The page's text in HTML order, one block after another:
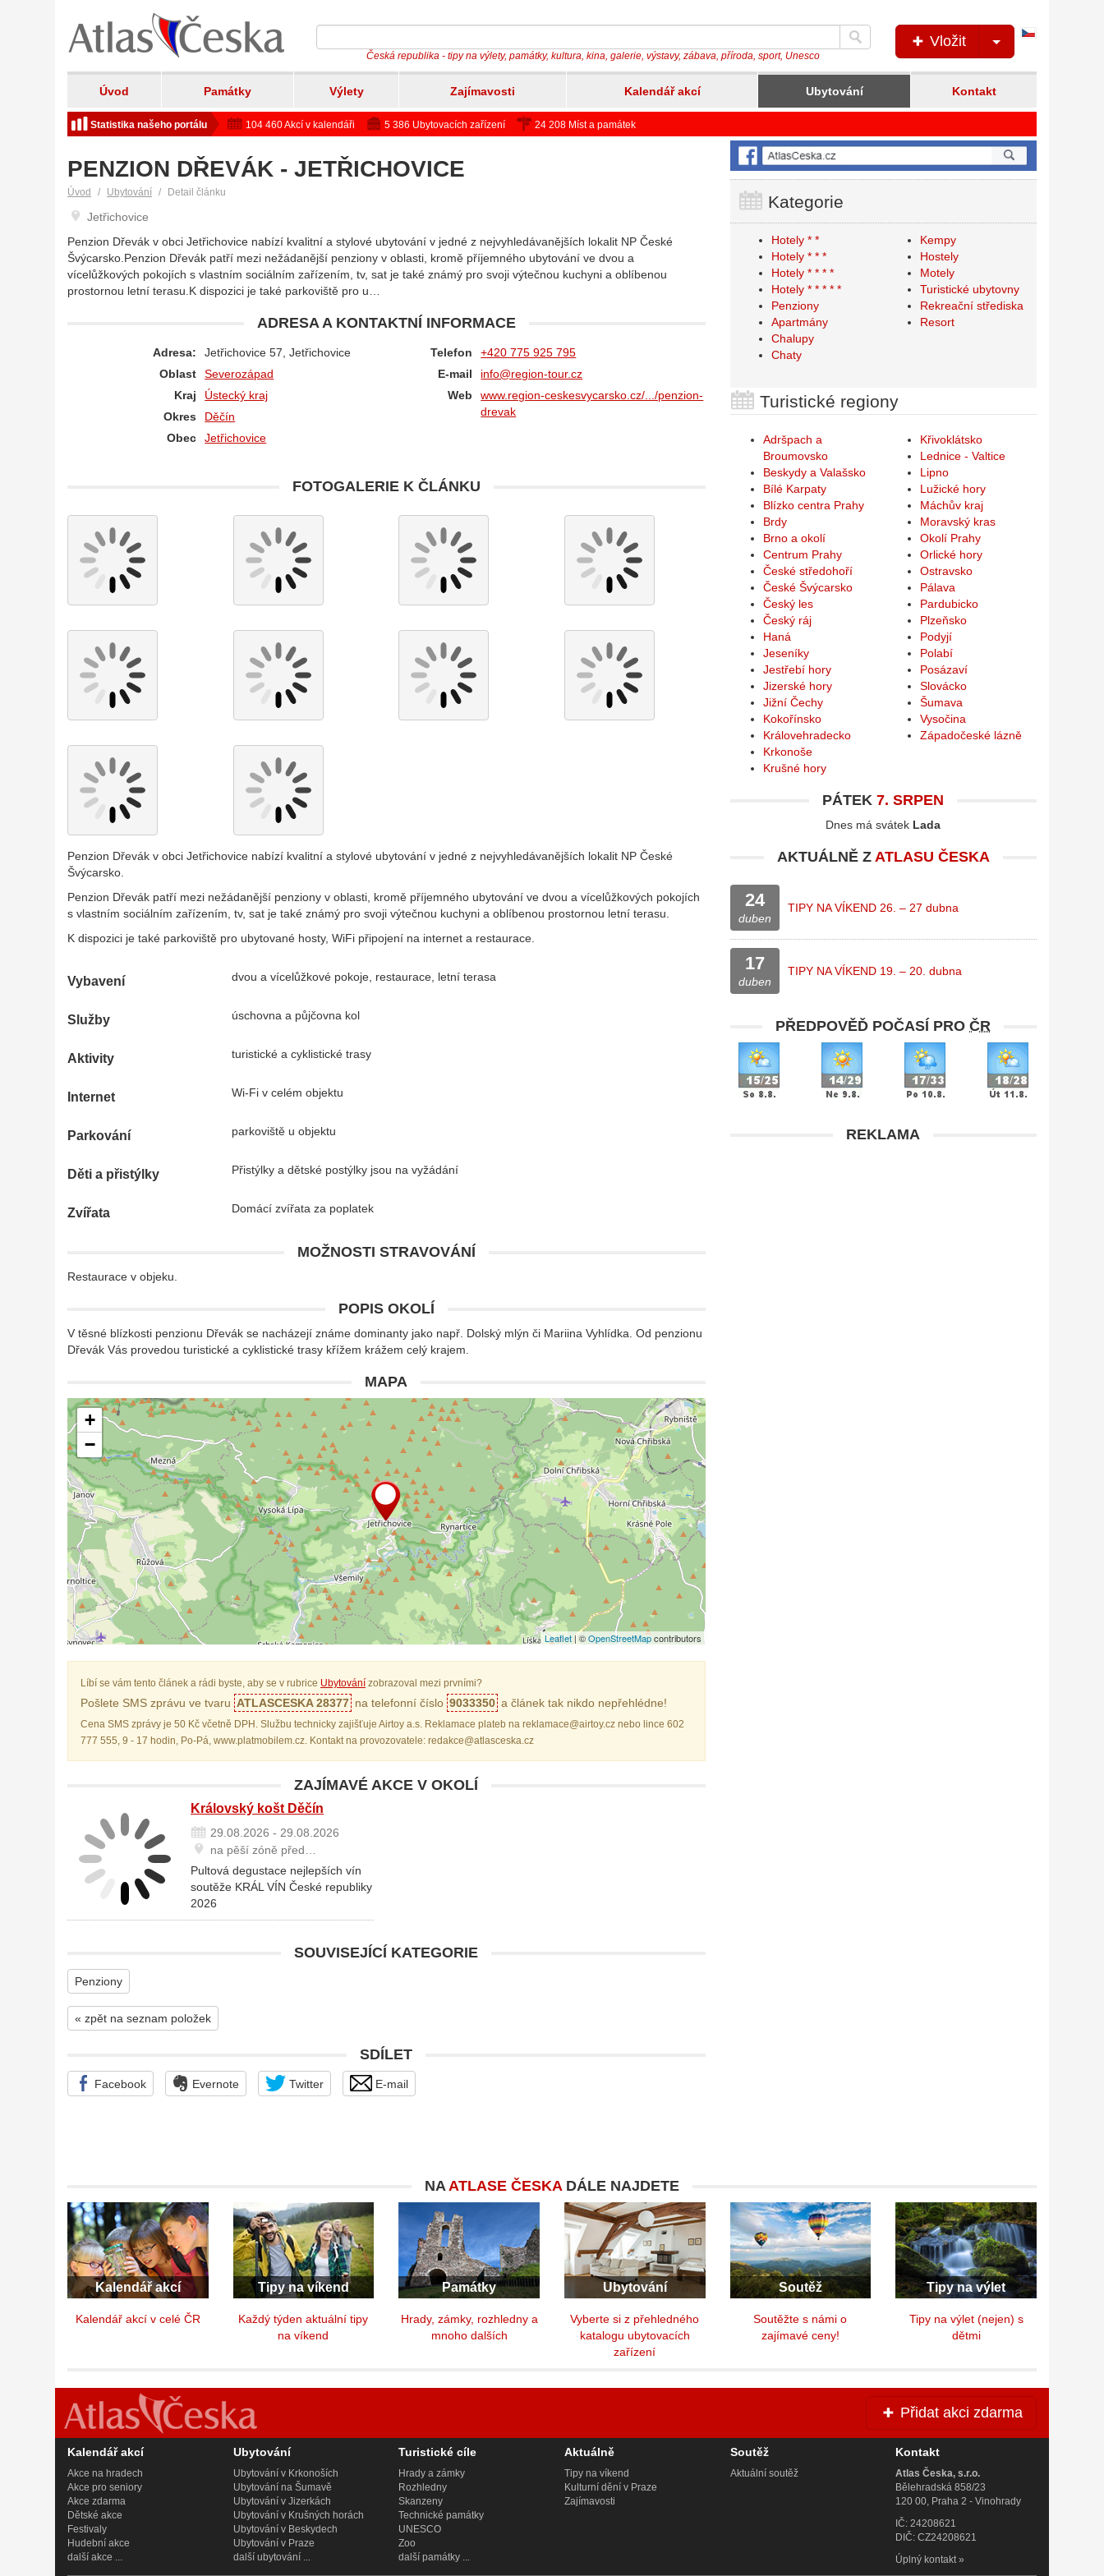
Česká republika - tipy na výlety, památky, kultura, kina, galerie, výstavy, zábava, příroda, sport, Unesco
Vložit
Úvod Památky Výlety Zajímavosti Kalendář akcí Ubytování Kontakt
Statistika našeho portálu 104 460 Akcí v kalendáři 5 386 Ubytovacích zařízení 24 208 Míst a památek
PENZION DŘEVÁK - JETŘICHOVICE
Úvod Ubytování Detail článku
Jetřichovice
Penzion Dřevák v obci Jetřichovice nabízí kvalitní a stylové ubytování v jedné z nejvyhledávanějších lokalit NP České
Švýcarsko.Penzion Dřevák patří mezi nežádanější penziony v oblasti, kromě příjemného ubytování ve dvou a
vícelůžkových pokojích s vlastním sociálním zařízením, tv, sat je také známý pro svoji výtečnou kuchyni a oblíbenou
prostornou letní terasu.K dispozici je také parkoviště pro u…
ADRESA A KONTAKTNÍ INFORMACE
Adresa:
Jetřichovice 57, Jetřichovice
Oblast
Severozápad
Kraj
Ústecký kraj
Okres
Děčín
Obec
Jetřichovice
Telefon
+420 775 925 795
E-mail
info@region-tour.cz
Web
www.region-ceskesvycarsko.cz/.../penzion-
drevak
FOTOGALERIE K ČLÁNKU
Penzion Dřevák v obci Jetřichovice nabízí kvalitní a stylové ubytování v jedné z nejvyhledávanějších lokalit NP České
Švýcarsko.
Penzion Dřevák patří mezi nežádanější penziony v oblasti, kromě příjemného ubytování ve dvou a vícelůžkových pokojích
s vlastním sociálním zařízením, tv, sat je také známý pro svoji výtečnou kuchyni a oblíbenou prostornou letní terasu.
K dispozici je také parkoviště pro ubytované hosty, WiFi připojení na internet a restaurace.
Vybavení dvou a vícelůžkové pokoje, restaurace, letní terasa
Služby úschovna a půjčovna kol
Aktivity turistické a cyklistické trasy
Internet Wi-Fi v celém objektu
Parkování parkoviště u objektu
Děti a přistýlky Přistýlky a dětské postýlky jsou na vyžádání
Zvířata Domácí zvířata za poplatek
MOŽNOSTI STRAVOVÁNÍ
Restaurace v objeku.
POPIS OKOLÍ
V těsné blízkosti penzionu Dřevák se nacházejí známe dominanty jako např. Dolský mlýn či Mariina Vyhlídka. Od penzionu
Dřevák Vás provedou turistické a cyklistické trasy křížem krážem celý krajem.
MAPA
+
−
Leaflet| ©OpenStreetMapcontributors
Líbí se vám tento článek a rádi byste, aby se v rubrice Ubytování zobrazoval mezi prvními?
Pošlete SMS zprávu ve tvaru ATLASCESKA 28377 na telefonní číslo 9033350 a článek tak nikdo nepřehlédne!
Cena SMS zprávy je 50 Kč včetně DPH. Službu technicky zajišťuje Airtoy a.s. Reklamace plateb na reklamace@airtoy.cz nebo lince 602
777 555, 9 - 17 hodin, Po-Pá, www.platmobilem.cz. Kontakt na provozovatele: redakce@atlasceska.cz
ZAJÍMAVÉ AKCE V OKOLÍ
Královský košt Děčín
29.08.2026 - 29.08.2026
na pěší zóně před…
Pultová degustace nejlepších vín
soutěže KRÁL VÍN České republiky
2026
SOUVISEJÍCÍ KATEGORIE
Penziony
« zpět na seznam položek
SDÍLET
Facebook Evernote Twitter E-mail
Kategorie
Hotely * *
Hotely * * *
Hotely * * * *
Hotely * * * * *
Penziony
Apartmány
Chalupy
Chaty
Kempy
Hostely
Motely
Turistické ubytovny
Rekreační střediska
Resort
Turistické regiony
Adršpach a
Broumovsko
Beskydy a Valašsko
Bílé Karpaty
Blízko centra Prahy
Brdy
Brno a okolí
Centrum Prahy
České středohoří
České Švýcarsko
Český les
Český ráj
Haná
Jeseníky
Jestřebí hory
Jizerské hory
Jižní Čechy
Kokořínsko
Královehradecko
Krkonoše
Krušné hory
Křivoklátsko
Lednice - Valtice
Lipno
Lužické hory
Máchův kraj
Moravský kras
Okolí Prahy
Orlické hory
Ostravsko
Pálava
Pardubicko
Plzeňsko
Podyjí
Polabí
Posázaví
Slovácko
Šumava
Vysočina
Západočeské lázně
PÁTEK7. SRPEN
Dnes má svátek Lada
AKTUÁLNĚ Z ATLASU ČESKA
24
duben
TIPY NA VÍKEND 26. – 27 dubna
17
duben
TIPY NA VÍKEND 19. – 20. dubna
PŘEDPOVĚĎ POČASÍ PROČR
REKLAMA
NAATLASE ČESKADÁLE NAJDETE
Kalendář akcí
Kalendář akcí v celé ČR
Tipy na víkend
Každý týden aktuální tipy
na víkend
Památky
Hrady, zámky, rozhledny a
mnoho dalších
Ubytování
Vyberte si z přehledného
katalogu ubytovacích
zařízení
Soutěž
Soutěžte s námi o
zajímavé ceny!
Tipy na výlet
Tipy na výlet (nejen) s
dětmi
Přidat akci zdarma
Kalendář akcí
Akce na hradech
Akce pro seniory
Akce zdarma
Dětské akce
Festivaly
Hudební akce
další akce ...
Ubytování
Ubytování v Krkonoších
Ubytování na Šumavě
Ubytování v Jizerkách
Ubytování v Krušných horách
Ubytování v Beskydech
Ubytování v Praze
další ubytování ...
Turistické cíle
Hrady a zámky
Rozhledny
Skanzeny
Technické památky
UNESCO
Zoo
další památky ...
Aktuálně
Tipy na víkend
Kulturní dění v Praze
Zajímavosti
Soutěž
Aktuální soutěž
Kontakt
Atlas Česka, s.r.o.
Bělehradská 858/23
120 00, Praha 2 - Vinohrady
IČ: 24208621
DIČ: CZ24208621
Úplný kontakt»